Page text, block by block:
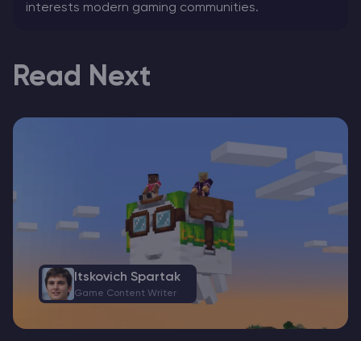
interests modern gaming communities.
Read Next
Itskovich Spartak
Game Content Writer